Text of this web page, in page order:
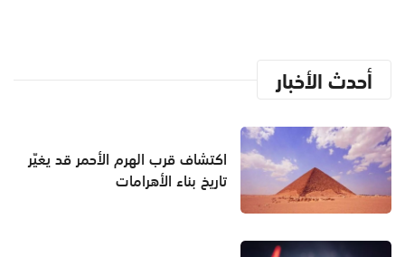
أحدث الأخبار
اكتشاف قرب الهرم الأحمر قد يغيّر
تاريخ بناء الأهرامات